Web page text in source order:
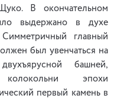
В окончательном
выдержано в духе
главный
был увенчаться на
башней,
эпохи
первый камень в